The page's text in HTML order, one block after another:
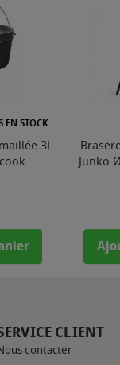
EN STOCK
3L
Junko
CLIENT
contacter